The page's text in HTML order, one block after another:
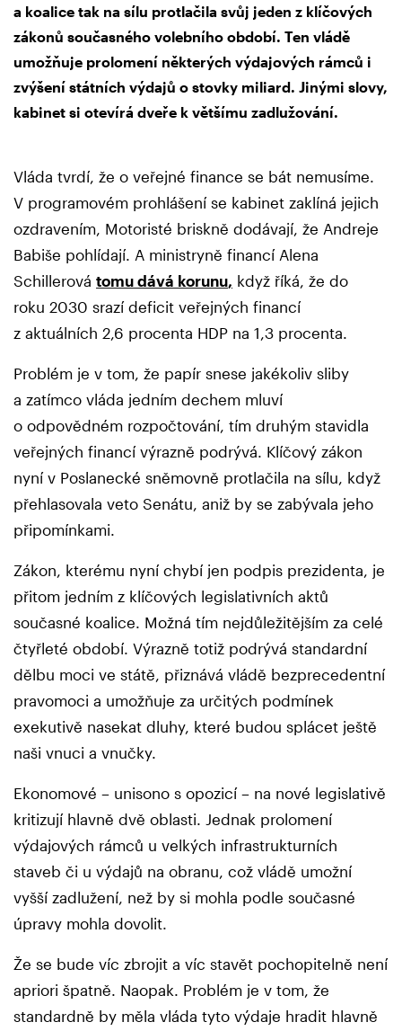
a koalice tak na sílu protlačila svůj jeden z klíčových
zákonů současného volebního období. Ten vládě
umožňuje prolomení některých výdajových rámců i
zvýšení státních výdajů o stovky miliard. Jinými slovy,
kabinet si otevírá dveře k většímu zadlužování.
Vláda tvrdí, že o veřejné finance se bát nemusíme.
V programovém prohlášení se kabinet zaklíná jejich
ozdravením, Motoristé briskně dodávají, že Andreje
Babiše pohlídají. A ministryně financí Alena
Schillerová tomu dává korunu, když říká, že do
roku 2030 srazí deficit veřejných financí
z aktuálních 2,6 procenta HDP na 1,3 procenta.
Problém je v tom, že papír snese jakékoliv sliby
a zatímco vláda jedním dechem mluví
o odpovědném rozpočtování, tím druhým stavidla
veřejných financí výrazně podrývá. Klíčový zákon
nyní v Poslanecké sněmovně protlačila na sílu, když
přehlasovala veto Senátu, aniž by se zabývala jeho
připomínkami.
Zákon, kterému nyní chybí jen podpis prezidenta, je
přitom jedním z klíčových legislativních aktů
současné koalice. Možná tím nejdůležitějším za celé
čtyřleté období. Výrazně totiž podrývá standardní
dělbu moci ve státě, přiznává vládě bezprecedentní
pravomoci a umožňuje za určitých podmínek
exekutivě nasekat dluhy, které budou splácet ještě
naši vnuci a vnučky.
Ekonomové – unisono s opozicí – na nové legislativě
kritizují hlavně dvě oblasti. Jednak prolomení
výdajových rámců u velkých infrastrukturních
staveb či u výdajů na obranu, což vládě umožní
vyšší zadlužení, než by si mohla podle současné
úpravy mohla dovolit.
Že se bude víc zbrojit a víc stavět pochopitelně není
apriori špatně. Naopak. Problém je v tom, že
standardně by měla vláda tyto výdaje hradit hlavně